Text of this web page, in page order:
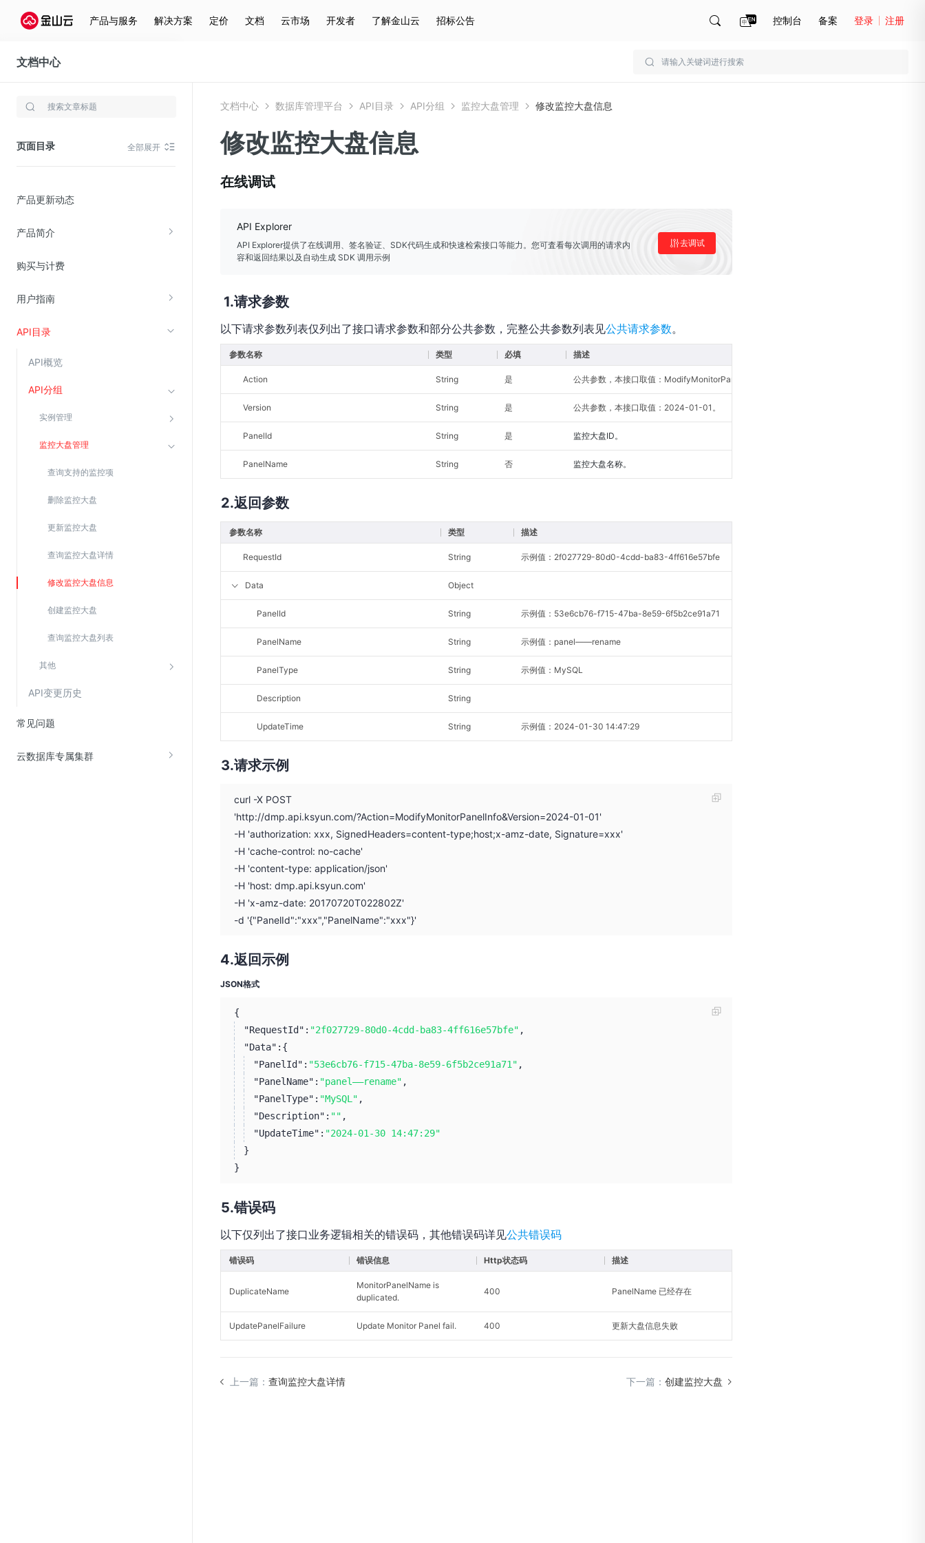
产品与服务 解决方案 定价 文档 云市场 开发者 了解金山云 招标公告 控制台 备案 登录 注册
文档中心
数据库管理平台
页面目录 全部展开
产品更新动态
产品简介
购买与计费
用户指南
API目录
API概览
API分组
实例管理
监控大盘管理
查询支持的监控项
删除监控大盘
更新监控大盘
查询监控大盘详情
修改监控大盘信息
创建监控大盘
查询监控大盘列表
其他
API变更历史
常见问题
云数据库专属集群
存储与云分发
云硬盘(EBS)
在线迁移服务
视频云服务
云直播(KLS)
渗透测试
云堡垒机
Web应用防火墙(WAF)
密钥管理服务
欧盟数据保护条例（GDPR）
文档中心 数据库管理平台 API目录 API分组 监控大盘管理 修改监控大盘信息
修改监控大盘信息
在线调试
API Explorer
API Explorer提供了在线调用、签名验证、SDK代码生成和快速检索接口等能力。您可査看每次调用的请求内
容和返回结果以及自动生成 SDK 调用示例
去调试
请求参数
以下请求参数列表仅列出了接口请求参数和部分公共参数，完整公共参数列表见公共请求参数。
参数名称 类型 必填 描述
Action String 是 公共参数，本接口取值：ModifyMonitorPanelInfo。
Version String 是 公共参数，本接口取值：2024-01-01。
PanelId String 是 监控大盘ID。
PanelName String 否 监控大盘名称。
返回参数
参数名称 类型 描述
RequestId String 示例值：2f027729-80d0-4cdd-ba83-4ff616e57bfe
Data Object
PanelId String 示例值：53e6cb76-f715-47ba-8e59-6f5b2ce91a71
PanelName String 示例值：panel——rename
PanelType String 示例值：MySQL
Description String
UpdateTime String 示例值：2024-01-30 14:47:29
请求示例
curl -X POST
'http://dmp.api.ksyun.com/?Action=ModifyMonitorPanelInfo&Version=2024-01-01'
-H 'authorization: xxx, SignedHeaders=content-type;host;x-amz-date, Signature=xxx'
-H 'cache-control: no-cache'
-H 'content-type: application/json'
-H 'host: dmp.api.ksyun.com'
-H 'x-amz-date: 20170720T022802Z'
-d '{"PanelId":"xxx","PanelName":"xxx"}'
返回示例
JSON格式
{
"RequestId": "2f027729-80d0-4cdd-ba83-4ff616e57bfe" ,
"Data": {
"PanelId": "53e6cb76-f715-47ba-8e59-6f5b2ce91a71" ,
"PanelName": "panel——rename" ,
"PanelType": "MySQL" ,
"Description": "" ,
"UpdateTime": "2024-01-30 14:47:29"
}
}
错误码
以下仅列出了接口业务逻辑相关的错误码，其他错误码详见公共错误码
错误码 错误信息 Http状态码 描述
DuplicateName
MonitorPanelName is
duplicated.
400 PanelName 已经存在
UpdatePanelFailure Update Monitor Panel fail. 400 更新大盘信息失败
上一篇： 查询监控大盘详情 下一篇： 创建监控大盘